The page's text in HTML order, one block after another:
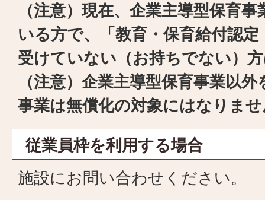
（注意）現在、企業主導型保育
いる方で、「教育・保育給付認
受けていない（お持ちでない）
（注意）企業主導型保育事業以
事業は無償化の対象にはなりま
従業員枠を利用する場合
施設にお問い合わせください。